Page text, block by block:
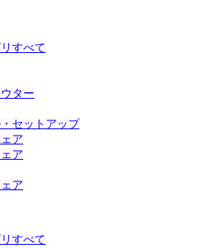
すべて
ター
セットアップ
ア
ア
ア
すべて